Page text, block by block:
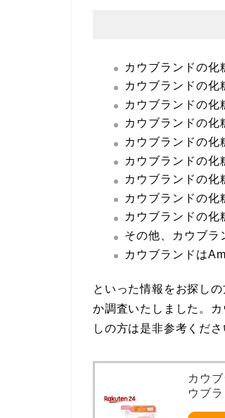
カウブランドの化
カウブランドの化
カウブランドの化
カウブランドの化
カウブランドの化
カウブランドの化
カウブランドの化
カウブランドの化
カウブランドの化
その他、カウブラ
カウブランドは
といった情報をお探し
か調査いたしました。
しの方は是非参考くださ
カウ
ウブラ